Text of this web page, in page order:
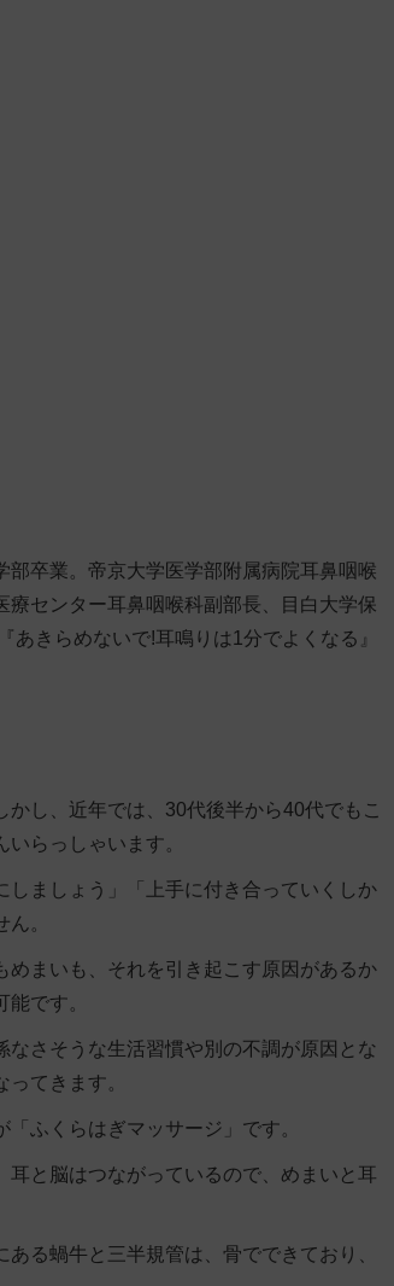
部卒業。帝京大学医学部附属病院耳鼻咽喉
センター耳鼻咽喉科副部長、目白大学保
きらめないで!耳鳴りは1分でよくなる』
し、近年では、30代後半から40代でもこ
らっしゃいます。
ましょう」「上手に付き合っていくしか
。
めまいも、それを引き起こす原因があるか
能です。
さそうな生活習慣や別の不調が原因とな
てきます。
「 ふくらはぎマッサージ 」です。
と脳はつながっているので、めまいと耳
る蝸牛と三半規管は、骨でできており、